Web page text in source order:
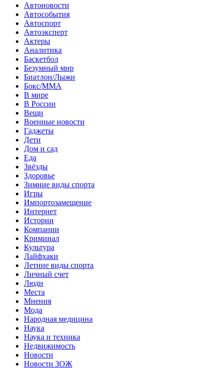
Автоновости
Автособытия
Автоспорт
Автоэксперт
Актеры
Аналитика
Баскетбол
Безумный мир
Биатлон/Лыжи
Бокс/MMA
В мире
В России
Вещи
Военные новости
Гаджеты
Дети
Дом и сад
Еда
Звёзды
Здоровье
Зимние виды спорта
Игры
Импортозамещение
Интернет
Истории
Компании
Криминал
Культура
Лайфхаки
Летние виды спорта
Личный счет
Люди
Места
Мнения
Мода
Народная медицина
Наука
Наука и техника
Недвижимость
Новости
Новости ЗОЖ